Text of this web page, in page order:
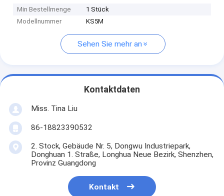
Min Bestellmenge
1 Stück
Modellnummer
KS5M
Sehen Sie mehr an
Kontaktdaten
Miss. Tina Liu
86-18823390532
2. Stock, Gebäude Nr. 5, Dongwu Industriepark,
Donghuan 1. Straße, Longhua Neue Bezirk, Shenzhen,
Provinz Guangdong
Kontakt